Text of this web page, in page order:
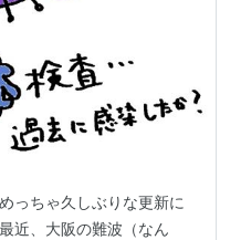
っちゃ久しぶりな更新に
近、大阪の難波（なん